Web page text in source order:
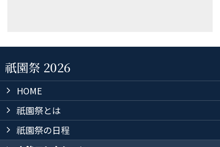
祇園祭 2026
arrow_forward_ios HOME
arrow_forward_ios 祇園祭とは
arrow_forward_ios 祇園祭の日程